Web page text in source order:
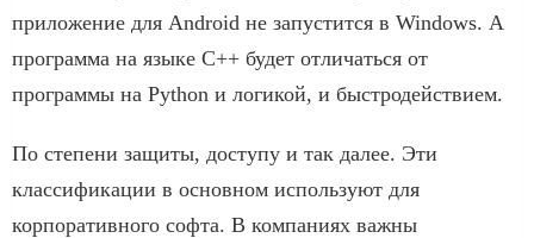
приложение для Android не запустится в Windows. А
программа на языке C++ будет отличаться от
программы на Python и логикой, и быстродействием.
По степени защиты, доступу и так далее. Эти
классификации в основном используют для
корпоративного софта. В компаниях важны